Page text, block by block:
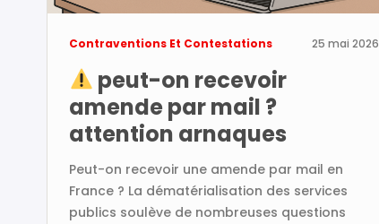
Contraventions Et Contestations 25 mai 2026
peut-on recevoir
amende par mail ?
attention arnaques
Peut-on recevoir une amende par mail en
France ? La dématérialisation des services
publics soulève de nombreuses questions